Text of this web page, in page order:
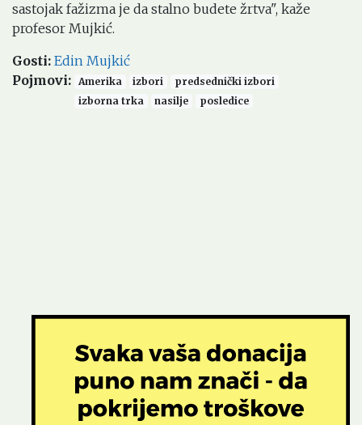
sastojak fažizma je da stalno budete žrtva", kaže
profesor Mujkić.
Gosti: Edin Mujkić
Pojmovi: Amerika izbori
predsednički izbori
izborna trka
nasilje posledice